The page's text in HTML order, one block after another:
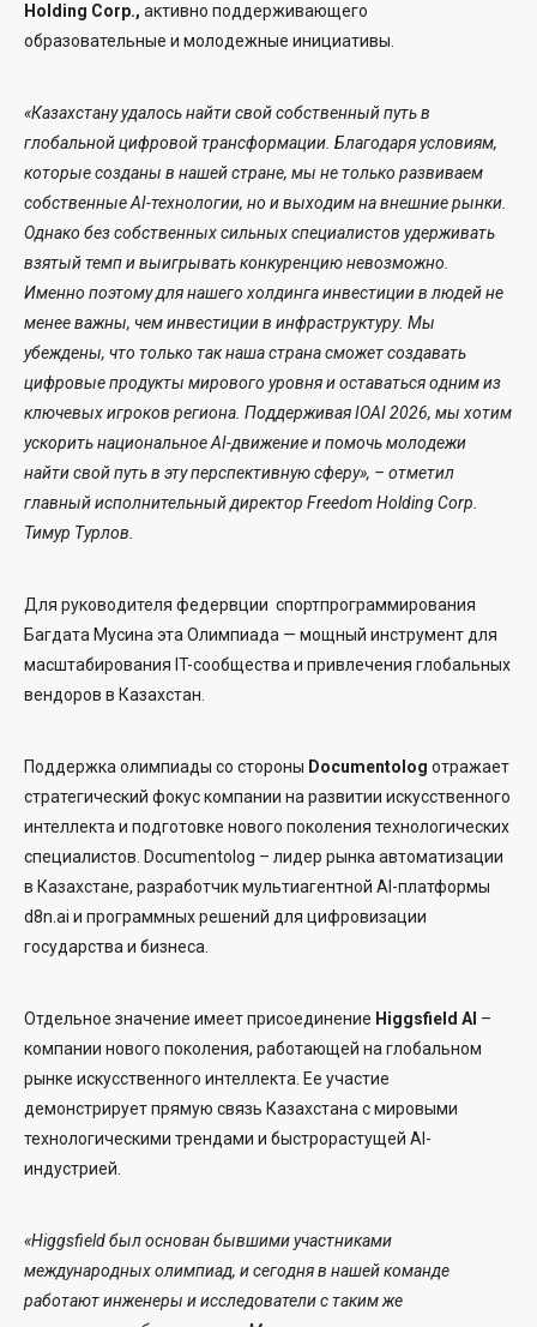
Holding Corp., активно поддерживающего
образовательные и молодежные инициативы.
«Казахстану удалось найти свой собственный путь в
глобальной цифровой трансформации. Благодаря условиям,
которые созданы в нашей стране, мы не только развиваем
собственные AI-технологии, но и выходим на внешние рынки.
Однако без собственных сильных специалистов удерживать
взятый темп и выигрывать конкуренцию невозможно.
Именно поэтому для нашего холдинга инвестиции в людей не
менее важны, чем инвестиции в инфраструктуру. Мы
убеждены, что только так наша страна сможет создавать
цифровые продукты мирового уровня и оставаться одним из
ключевых игроков региона. Поддерживая IOAI 2026, мы хотим
ускорить национальное AI-движение и помочь молодежи
найти свой путь в эту перспективную сферу», – отметил
главный исполнительный директор Freedom Holding Corp.
Тимур Турлов.
Для руководителя федервции спортпрограммирования
Багдата Мусина эта Олимпиада — мощный инструмент для
масштабирования IT-сообщества и привлечения глобальных
вендоров в Казахстан.
Поддержка олимпиады со стороны Documentolog отражает
стратегический фокус компании на развитии искусственного
интеллекта и подготовке нового поколения технологических
специалистов. Documentolog – лидер рынка автоматизации
в Казахстане, разработчик мультиагентной AI-платформы
d8n.ai и программных решений для цифровизации
государства и бизнеса.
Отдельное значение имеет присоединение Higgsfield AI –
компании нового поколения, работающей на глобальном
рынке искусственного интеллекта. Ее участие
демонстрирует прямую связь Казахстана с мировыми
технологическими трендами и быстрорастущей AI-
индустрией.
«Higgsfield был основан бывшими участниками
международных олимпиад, и сегодня в нашей команде
работают инженеры и исследователи с таким же